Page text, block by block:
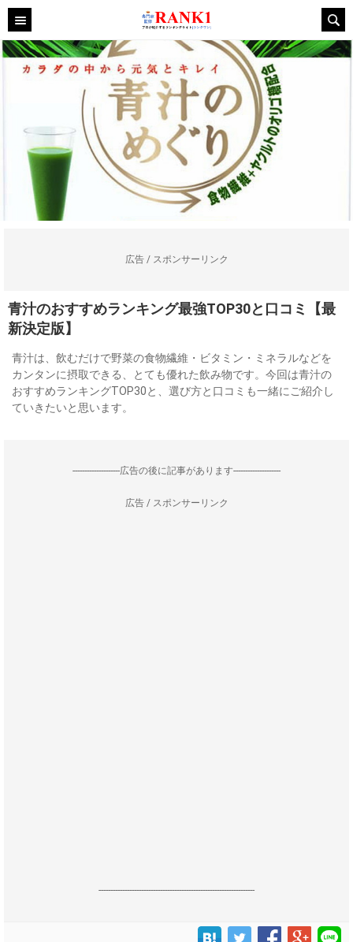
広告 / スポンサーリンク
青汁のおすすめランキング最強TOP30と口コミ【最
新決定版】
青汁は、飲むだけで野菜の食物繊維・ビタミン・ミネラルなどを
カンタンに摂取できる、とても優れた飲み物です。今回は青汁の
おすすめランキングTOP30と、選び方と口コミも一緒にご紹介し
ていきたいと思います。
--------------------広告の後に記事があります--------------------
広告 / スポンサーリンク
------------------------------------------------------------------